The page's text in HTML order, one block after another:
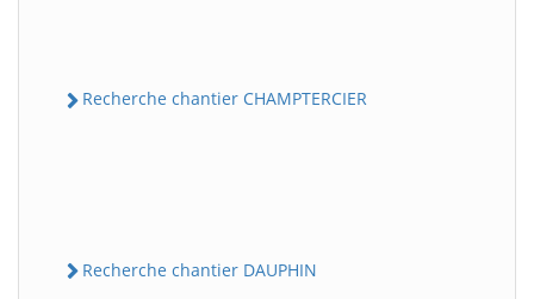
Recherche chantier CHAMPTERCIER
Recherche chantier DAUPHIN